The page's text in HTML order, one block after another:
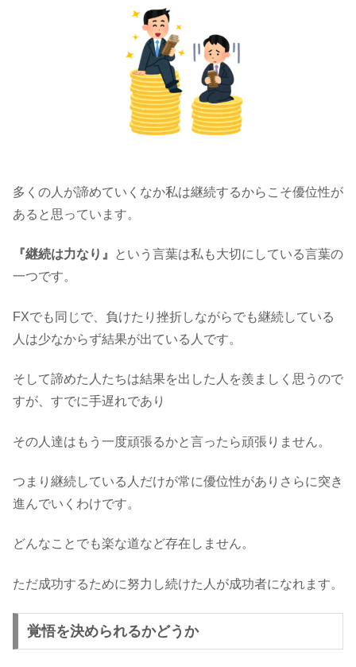
多くの人が諦めていくなか私は継続するからこそ優位性が
あると思っています。
『継続は力なり』
という言葉は私も大切にしている言葉の
一つです。
FXでも同じで、負けたり挫折しながらでも継続している
人は少なからず結果が出ている人です。
そして諦めた人たちは結果を出した人を羨ましく思うので
すが、すでに手遅れであり
その人達はもう一度頑張るかと言ったら頑張りません。
つまり継続している人だけが常に優位性がありさらに突き
進んでいくわけです。
どんなことでも楽な道など存在しません。
ただ成功するために努力し続けた人が成功者になれます。
覚悟を決められるかどうか